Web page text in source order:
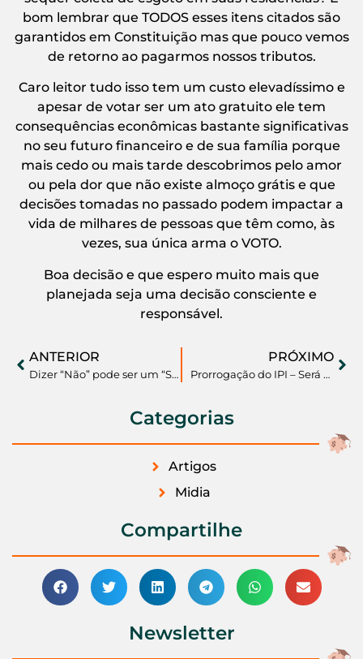
bom lembrar que TODOS esses itens citados são
garantidos em Constituição mas que pouco vemos
de retorno ao pagarmos nossos tributos.
Caro leitor tudo isso tem um custo elevadíssimo e
apesar de votar ser um ato gratuito ele tem
consequências econômicas bastante significativas
no seu futuro financeiro e de sua família porque
mais cedo ou mais tarde descobrimos pelo amor
ou pela dor que não existe almoço grátis e que
decisões tomadas no passado podem impactar a
vida de milhares de pessoas que têm como, às
vezes, sua única arma o VOTO.
Boa decisão e que espero muito mais que
planejada seja uma decisão consciente e
responsável.
ANTERIOR
Dizer “Não” pode ser um “Sim” para seu Futuro Financeiro
PRÓXIMO
Prorrogação do IPI – Será que é a hora de comprar ou trocar de carro?
Categorias
Artigos
Midia
Compartilhe
Newsletter